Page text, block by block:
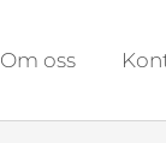
Om oss